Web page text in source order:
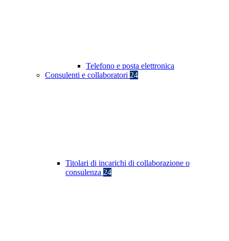
Telefono e posta elettronica
Consulenti e collaboratori 24
Titolari di incarichi di collaborazione o
consulenza 24